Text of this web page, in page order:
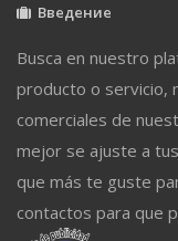
Введение
Busca en nuestro
producto o servicio,
comerciales de
mejor se ajuste a
que más te guste
contactos para que